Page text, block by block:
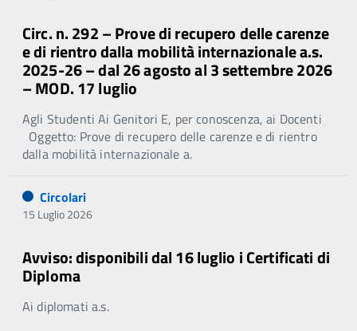
Circ. n. 292 – Prove di recupero delle carenze
e di rientro dalla mobilità internazionale a.s.
2025-26 – dal 26 agosto al 3 settembre 2026
– MOD. 17 luglio
Agli Studenti Ai Genitori E, per conoscenza, ai Docenti
Oggetto: Prove di recupero delle carenze e di rientro
dalla mobilità internazionale a.
Circolari
15 Luglio 2026
Avviso: disponibili dal 16 luglio i Certificati di
Diploma
Ai diplomati a.s.